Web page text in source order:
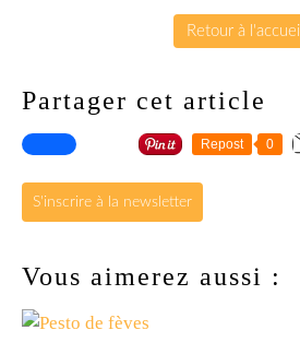
Retour à l'accueil
Partager cet article
Repost 0
S'inscrire à la newsletter
Vous aimerez aussi :